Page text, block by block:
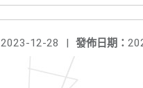
發佈日期：
2023-12-28 |